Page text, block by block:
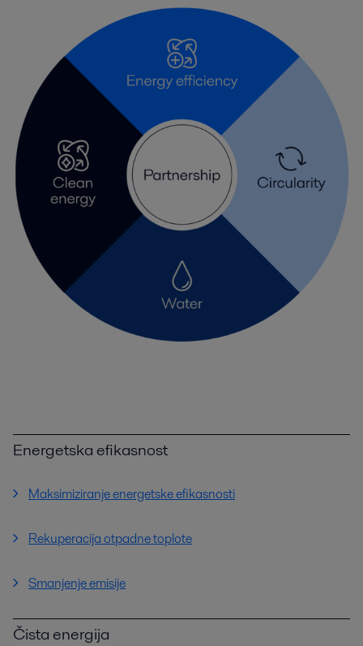
Energetska efikasnost
Maksimiziranje energetske efikasnosti
Rekuperacija otpadne toplote
Smanjenje emisije
Čista energija